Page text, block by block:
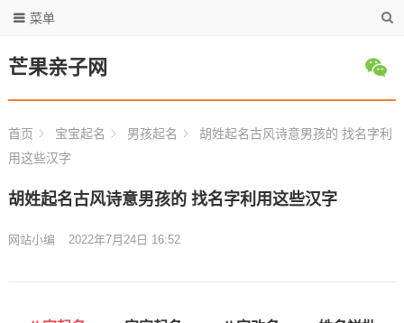
芒果亲子网
菜单
首页 宝宝起名 男孩起名
胡姓起名古风诗意男孩的 找名字利
用这些汉字
胡姓起名古风诗意男孩的 找名字利用这些汉字
网站小编 2022年7月24日 16:52